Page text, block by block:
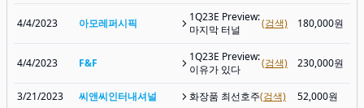
4/4/2023 아모레퍼시픽
1Q23E Preview:
마지막 터널
(검색) 180,000원
4/4/2023 F&F
1Q23E Preview:
이유가 있다
(검색) 230,000원
3/21/2023 씨앤씨인터내셔널 화장품 최선호주(검색) 52,000원